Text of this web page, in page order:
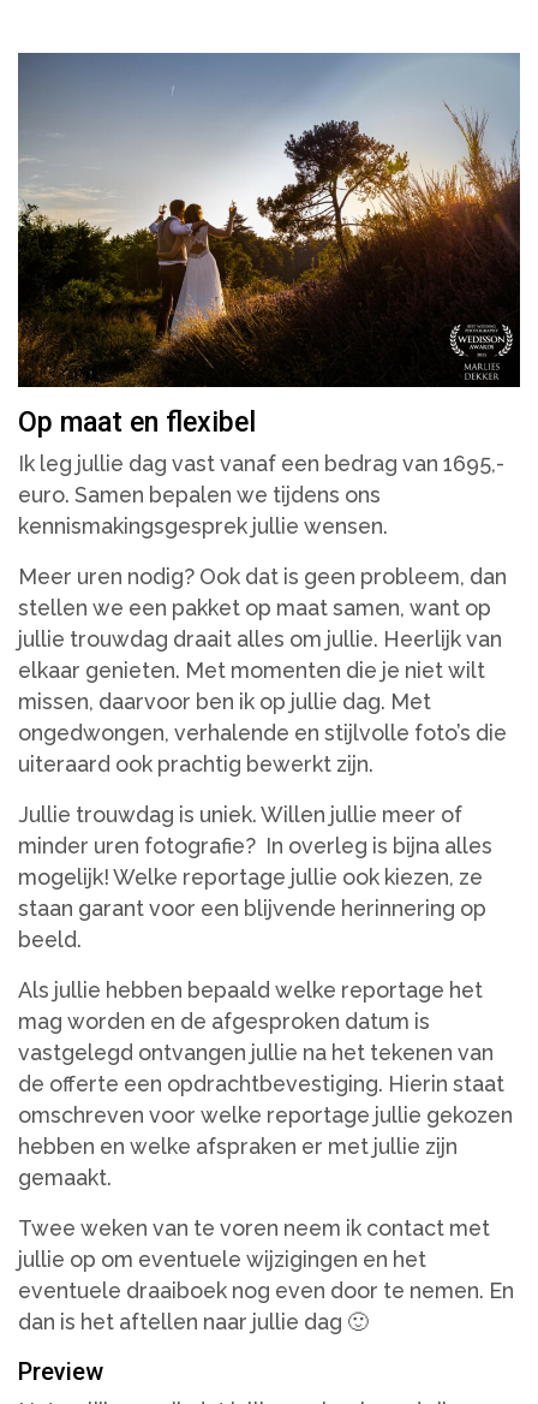
Op maat en flexibel
Ik leg jullie dag vast vanaf een bedrag van 1695,-
euro. Samen bepalen we tijdens ons
kennismakingsgesprek jullie wensen.
Meer uren nodig? Ook dat is geen probleem, dan
stellen we een pakket op maat samen, want op
jullie trouwdag draait alles om jullie. Heerlijk van
elkaar genieten. Met momenten die je niet wilt
missen, daarvoor ben ik op jullie dag. Met
ongedwongen, verhalende en stijlvolle foto’s die
uiteraard ook prachtig bewerkt zijn.
Jullie trouwdag is uniek. Willen jullie meer of
minder uren fotografie? In overleg is bijna alles
mogelijk! Welke reportage jullie ook kiezen, ze
staan garant voor een blijvende herinnering op
beeld.
Als jullie hebben bepaald welke reportage het
mag worden en de afgesproken datum is
vastgelegd ontvangen jullie na het tekenen van
de offerte een opdrachtbevestiging. Hierin staat
omschreven voor welke reportage jullie gekozen
hebben en welke afspraken er met jullie zijn
gemaakt.
Twee weken van te voren neem ik contact met
jullie op om eventuele wijzigingen en het
eventuele draaiboek nog even door te nemen. En
dan is het aftellen naar jullie dag 🙂
Preview